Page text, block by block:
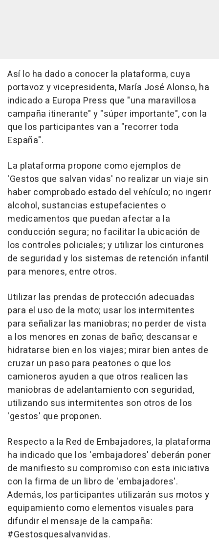
Así lo ha dado a conocer la plataforma, cuya
portavoz y vicepresidenta, María José Alonso, ha
indicado a Europa Press que "una maravillosa
campaña itinerante" y "súper importante", con la
que los participantes van a "recorrer toda
España".
La plataforma propone como ejemplos de
'Gestos que salvan vidas' no realizar un viaje sin
haber comprobado estado del vehículo; no ingerir
alcohol, sustancias estupefacientes o
medicamentos que puedan afectar a la
conducción segura; no facilitar la ubicación de
los controles policiales; y utilizar los cinturones
de seguridad y los sistemas de retención infantil
para menores, entre otros.
Utilizar las prendas de protección adecuadas
para el uso de la moto; usar los intermitentes
para señalizar las maniobras; no perder de vista
a los menores en zonas de baño; descansar e
hidratarse bien en los viajes; mirar bien antes de
cruzar un paso para peatones o que los
camioneros ayuden a que otros realicen las
maniobras de adelantamiento con seguridad,
utilizando sus intermitentes son otros de los
'gestos' que proponen.
Respecto a la Red de Embajadores, la plataforma
ha indicado que los 'embajadores' deberán poner
de manifiesto su compromiso con esta iniciativa
con la firma de un libro de 'embajadores'.
Además, los participantes utilizarán sus motos y
equipamiento como elementos visuales para
difundir el mensaje de la campaña:
#Gestosquesalvanvidas.